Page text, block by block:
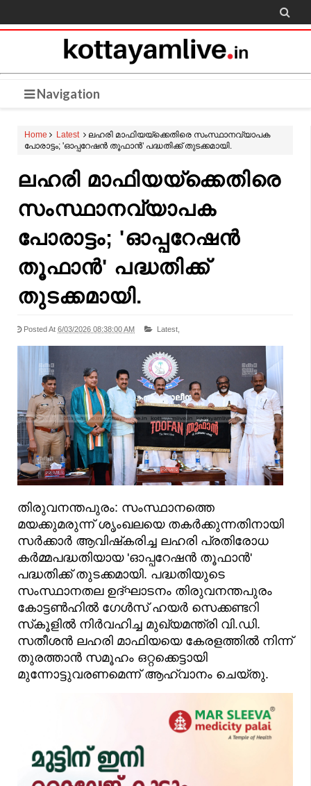

Navigation
Home Latest
ലഹരി മാഫിയയ്ക്കെതിരെ സംസ്ഥാനവ്യാപക
പോരാട്ടം; 'ഓപ്പറേഷൻ തൂഫാൻ' പദ്ധതിക്ക് തുടക്കമായി.
ലഹരി മാഫിയയ്ക്കെതിരെ
സംസ്ഥാനവ്യാപക
പോരാട്ടം; 'ഓപ്പറേഷൻ
തൂഫാൻ' പദ്ധതിക്ക്
തുടക്കമായി.
Posted At 6/03/2026 08:38:00 AM Latest,
തിരുവനന്തപുരം: സംസ്ഥാനത്തെ
മയക്കുമരുന്ന് ശൃംഖലയെ തകർക്കുന്നതിനായി
സർക്കാർ ആവിഷ്‌കരിച്ച ലഹരി പ്രതിരോധ
കർമ്മപദ്ധതിയായ 'ഓപ്പറേഷൻ തൂഫാൻ'
പദ്ധതിക്ക് തുടക്കമായി. പദ്ധതിയുടെ
സംസ്ഥാനതല ഉദ്ഘാടനം തിരുവനന്തപുരം
കോട്ടൺഹിൽ ഗേൾസ് ഹയർ സെക്കണ്ടറി
സ്‌കൂളിൽ നിർവഹിച്ച മുഖ്യമന്ത്രി വി.ഡി.
സതീശൻ ലഹരി മാഫിയയെ കേരളത്തിൽ നിന്ന്
തുരത്താൻ സമൂഹം ഒറ്റക്കെട്ടായി
മുന്നോട്ടുവരണമെന്ന് ആഹ്വാനം ചെയ്തു.